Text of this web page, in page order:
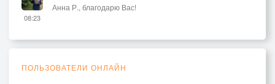
08:23
Анна Р., благодарю Вас!
ПОЛЬЗОВАТЕЛИ ОНЛАЙН